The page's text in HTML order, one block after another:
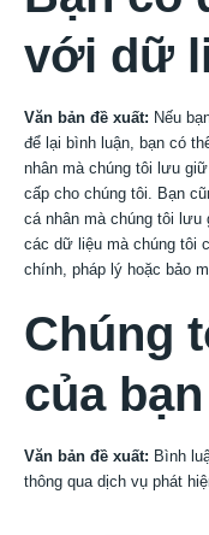
với dữ
Văn bản đề xuất: Nếu
để lại bình luận, bạn có
nhân mà chúng tôi lưu
cấp cho chúng tôi. Bạn
cá nhân mà chúng tôi
các dữ liệu mà chúng tôi
chính, pháp lý hoặc bảo
Chúng
của
Văn bản đề xuất: Bình
thông qua dịch vụ phát